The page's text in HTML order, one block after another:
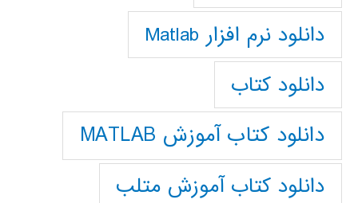
دانلود نرم افزار Matlab
دانلود کتاب
دانلود کتاب آموزش MATLAB
دانلود کتاب آموزش متلب